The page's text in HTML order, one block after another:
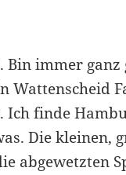
Bin immer
Wattenscheid
Ich finde
Die kleinen,
abgewetzten